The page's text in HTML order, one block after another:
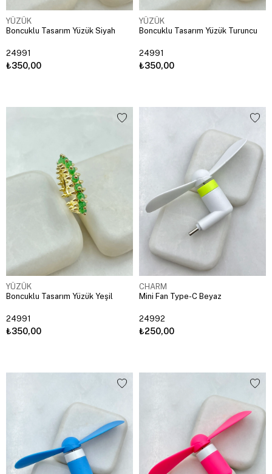
YÜZÜK
Boncuklu Tasarım Yüzük Siyah
24991
₺350,00
YÜZÜK
Boncuklu Tasarım Yüzük Turuncu
24991
₺350,00
YÜZÜK
Boncuklu Tasarım Yüzük Yeşil
24991
₺350,00
CHARM
Mini Fan Type-C Beyaz
24992
₺250,00